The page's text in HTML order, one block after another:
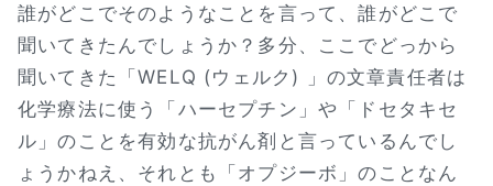
誰がどこでそのようなことを言って、誰がどこで
聞いてきたんでしょうか？多分、ここでどっから
聞いてきた「WELQ (ウェルク) 」の文章責任者は
化学療法に使う「ハーセプチン」や「ドセタキセ
ル」のことを有効な抗がん剤と言っているんでし
ょうかねえ、それとも「オプジーボ」のことなん